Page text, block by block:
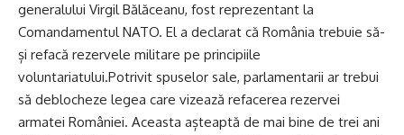
generalului Virgil Bălăceanu, fost reprezentant la
Comandamentul NATO. El a declarat că România trebuie să-
și refacă rezervele militare pe principiile
voluntariatului.Potrivit spuselor sale, parlamentarii ar trebui
să deblocheze legea care vizează refacerea rezervei
armatei României. Aceasta așteaptă de mai bine de trei ani